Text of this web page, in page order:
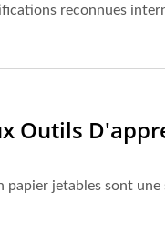
reconnues
Outils
papier jetables sont